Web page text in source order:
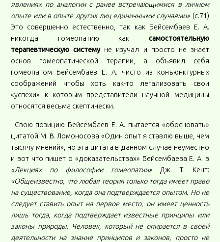
явлениях по аналогии с ранее встречающимися в личном
опыте или в опыте других лиц единичными случаями» (с.71)
Это совершенно естественно, так как Бейсембаев Е. А.
никогда гомеопатию как самостоятельную
терапевтическую системуне изучал и просто не знает
основ гомеопатической терапии, а объявил себя
гомеопатом Бейсембаев Е. А. чисто из конъюнктурных
соображений чтобы хоть как-то легализовать свои
«успехи» к которым представители научной медицины
относятся весьма скептически.
Свою позицию Бейсембаев Е. А. пытается «обосновать»
цитатой М. В. Ломоносова «Один опыт я ставлю выше, чем
тысячу мнений», но эта цитата в данном случае неуместно
и вот что пишет о «доказательствах» Бейсембаева Е. А. в
«Лекциях по философии гомеопатии»Дж. Т. Кент:
«Общеизвестно, что любая теория только тогда имеет право
на существование, когда она подтверждается опытом. Но не
следует ставить опыт на первое место, он имеет ценность
лишь тогда, когда подтверждает известные принципы или
законы природы. Человек, который не опирается в своей
деятельности на знание принципов и законов, просто не